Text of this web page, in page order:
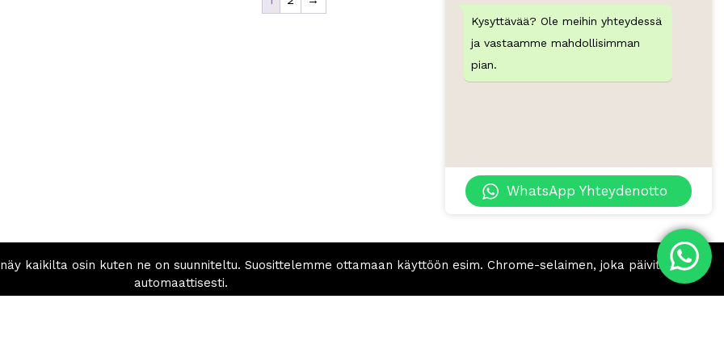
Kysyttävää? Ole meihin yhteydessä
ja vastaamme mahdollisimman
pian.
WhatsApp Yhteydenotto